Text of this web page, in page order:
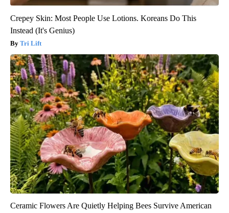
Crepey Skin: Most People Use Lotions. Koreans Do This
Instead (It's Genius)
Tri Lift
Ceramic Flowers Are Quietly Helping Bees Survive American